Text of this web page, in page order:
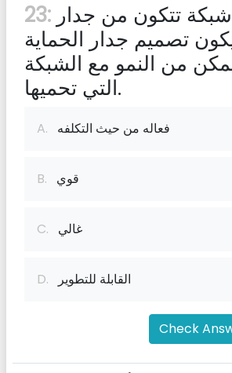
23:
تصميم جدار الحماية
من النمو مع الشبكة
التي تحميها.
A. فعاله من حيث التكلفه
B. قوي
C. غالي
D. القابلة للتطوير
Check